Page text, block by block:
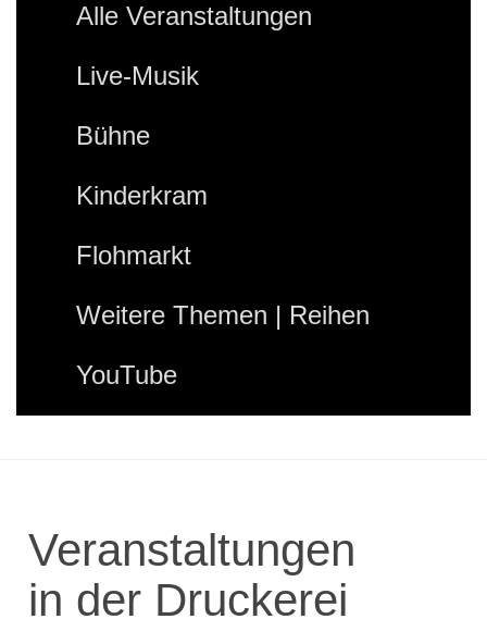
Alle Veranstaltungen
Live-Musik
Bühne
Kinderkram
Flohmarkt
Weitere Themen | Reihen
YouTube
Veranstaltungen
in der Druckerei